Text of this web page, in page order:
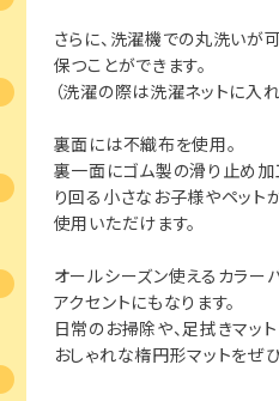
さらに、洗濯機での丸洗いが
保つことができます。
（洗濯の際は洗濯ネットに入れ
裏面には不織布を使用。
裏一面にゴム製の滑り止め
り回る小さなお子様やペット
使用いただけます。
オールシーズン使えるカラー
アクセントにもなります。
日常のお掃除や、足拭きマッ
おしゃれな楕円形マットをぜ